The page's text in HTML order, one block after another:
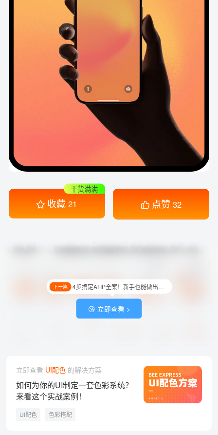
收藏 21
干货满满
点赞 32
😘 立即查看 >
下一篇 4步搞定AI IP全案！新手也能做出3D卡通形象和周边
立即查看 UI配色的解决方案
如何为你的UI制定一套色彩系统？
来看这个实战案例！
UI配色 色彩搭配